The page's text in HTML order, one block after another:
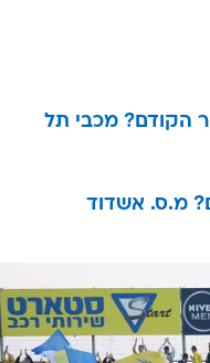
הקודם? מכבי תל
מ.ס. אשדוד